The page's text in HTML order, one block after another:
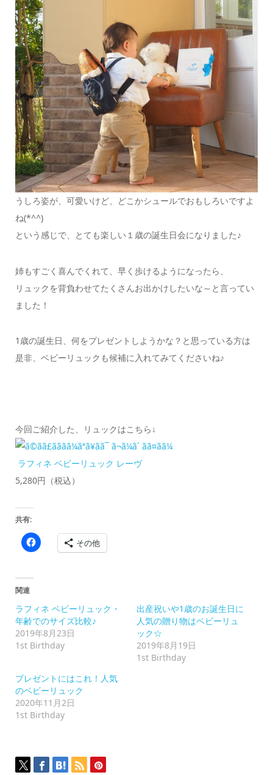
うしろ姿が、可愛いけど、どこかシュールでおもしろいですよ
ね(*^^)
という感じで、とても楽しい１歳の誕生日会になりました♪
姉もすごく喜んでくれて、早く歩けるようになったら、
リュックを背負わせてたくさんお出かけしたいな～と言ってい
ました！
1歳の誕生日、何をプレゼントしようかな？と思っている方は
是非、ベビーリュックも候補に入れてみてくださいね♪
今回ご紹介した、リュックはこちら↓
ラフィネ ベビーリュック レーヴ
5,280円（税込）
共有:
Facebook
で
ク
リ
ッ
ク
し
て
く
い
(新
し
い
ウ
ィ
開
き
ま
その他
関連
ラフィネ ベビーリュック・
年齢でのサイズ比較♪
2019年8月23日
1st Birthday
出産祝いや1歳のお誕生日に
人気の贈り物はベビーリュ
ック☆
2019年8月19日
1st Birthday
プレゼントにはこれ！人気
のベビーリュック
2020年11月2日
1st Birthday